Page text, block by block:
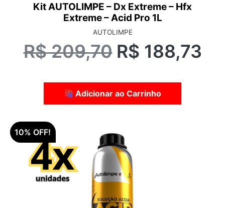
Kit AUTOLIMPE – Dx Extreme – Hfx
Extreme – Acid Pro 1L
AUTOLIMPE
R$209,70 R$ 188,73
Adicionar ao Carrinho
10% OFF!